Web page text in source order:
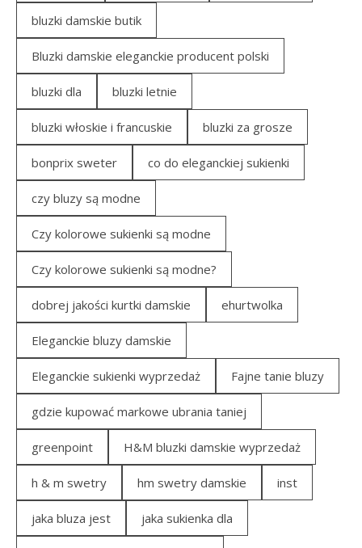
bluzki damskie butik
Bluzki damskie eleganckie producent polski
bluzki dla bluzki letnie
bluzki włoskie i francuskie bluzki za grosze
bonprix sweter co do eleganckiej sukienki
czy bluzy są modne
Czy kolorowe sukienki są modne
Czy kolorowe sukienki są modne?
dobrej jakości kurtki damskie ehurtwolka
Eleganckie bluzy damskie
Eleganckie sukienki wyprzedaż Fajne tanie bluzy
gdzie kupować markowe ubrania taniej
greenpoint H&M bluzki damskie wyprzedaż
h & m swetry hm swetry damskie inst
jaka bluza jest jaka sukienka dla